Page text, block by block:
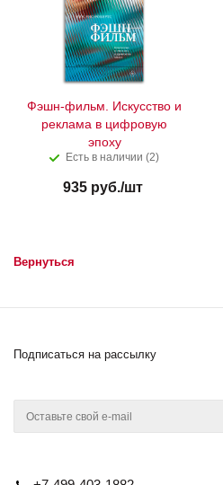
Фэшн-фильм. Искусство и
реклама в цифровую
эпоху
Есть в наличии (2)
935руб./шт
Вернуться
Подписаться на рассылку